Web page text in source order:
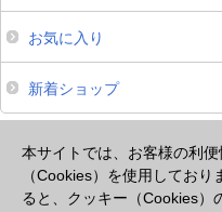
本サイトでは、お客様の利
（Cookies）を使用してお
ると、クッキー（Cookies）
お気に入り
新着ショップ
注意事項 プライバシーポリシー